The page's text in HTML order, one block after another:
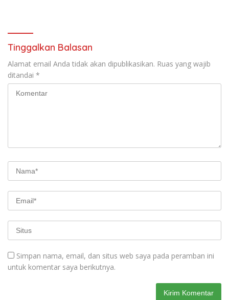
Tinggalkan Balasan
Alamat email Anda tidak akan dipublikasikan. Ruas yang wajib
ditandai *
Simpan nama, email, dan situs web saya pada peramban ini
untuk komentar saya berikutnya.